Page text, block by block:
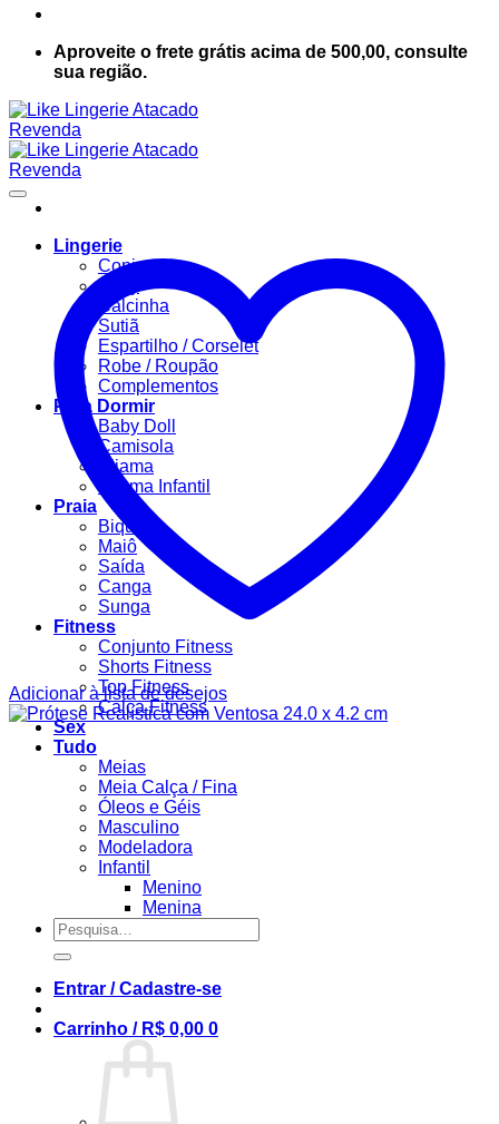
Aproveite o frete grátis acima de 500,00, consulte
sua região.
Lingerie
Conjuntos
Body
Calcinha
Sutiã
Espartilho / Corselet
Robe / Roupão
Complementos
Para Dormir
Baby Doll
Camisola
Pijama
Pijama Infantil
Praia
Biquíni
Maiô
Saída
Canga
Sunga
Fitness
Conjunto Fitness
Shorts Fitness
Top Fitness
Calça Fitness
Sex
Tudo
Meias
Meia Calça / Fina
Óleos e Géis
Masculino
Modeladora
Infantil
Menino
Menina
Pesquisar
por:
Entrar / Cadastre-se
Carrinho / R$ 0,00 0
Adicionar à lista de desejos